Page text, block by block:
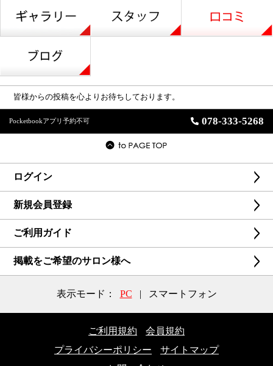
皆様からの投稿を心よりお待ちしております。
Pocketbookアプリ予約不可 078-333-5268
ログイン
新規会員登録
ご利用ガイド
掲載をご希望のサロン様へ
表示モード： PC | スマートフォン
ご利用規約
会員規約
プライバシーポリシー
サイトマップ